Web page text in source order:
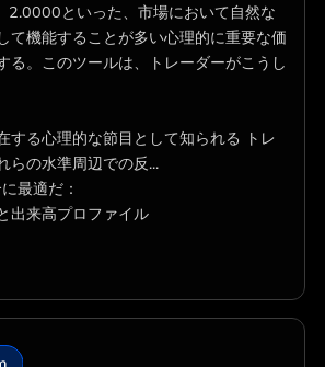
といった、市場において自然な
て機能することが多い心理的に重要な価
る。このツールは、トレーダーがこうし
する心理的な節目として知られる トレ
らの水準周辺での反...
最適だ：
出来高プロファイル